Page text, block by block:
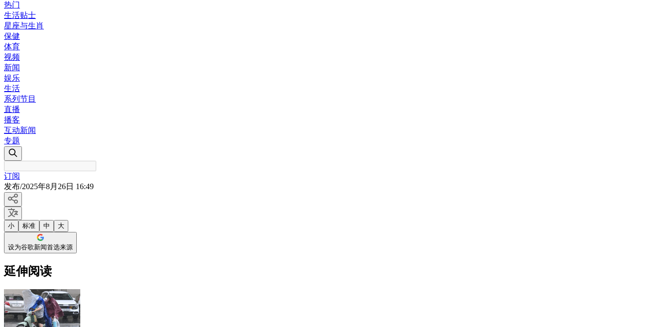
热门
生活贴士
星座与生肖
保健
体育
视频
新闻
娱乐
生活
系列节目
直播
播客
互动新闻
专题
订阅
发布/2025年8月26日 16:49
小 标准 中 大
设为谷歌新闻首选来源
延伸阅读